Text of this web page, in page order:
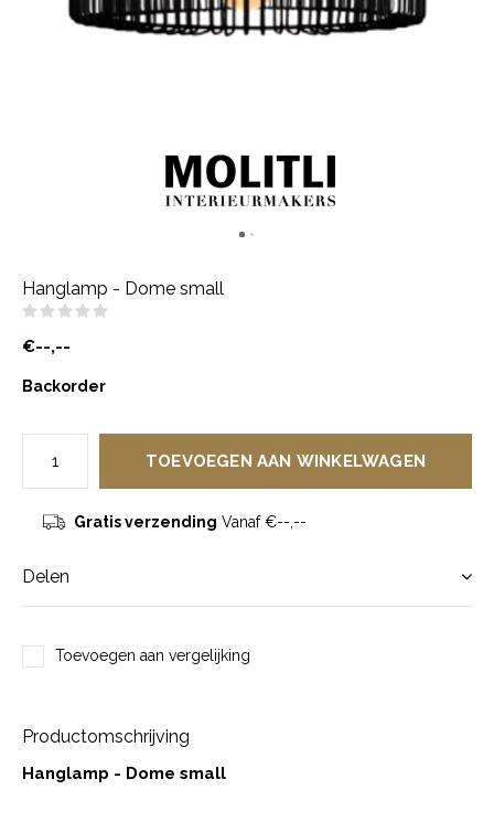
Hanglamp - Dome small
€--,--
Backorder
TOEVOEGEN AAN WINKELWAGEN
Gratis verzending Vanaf €--,--
Delen
Toevoegen aan vergelijking
Productomschrijving
Hanglamp - Dome small